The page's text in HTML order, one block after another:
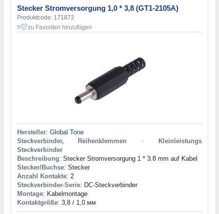
Stecker Stromversorgung 1,0 * 3,8 (GT1-2105A)
Produktcode: 171872
5 zu Favoriten hinzufügen
Hersteller: Global Tone
Steckverbinder, Reihenklemmen
>
Kleinleistungs
Steckverbinder
Beschreibung: Stecker Stromversorgung 1 * 3.8 mm auf Kabel
Stecker/Buchse: Stecker
Anzahl Kontakte: 2
Steckverbinder-Serie: DC-Steckverbinder
Montage: Kabelmontage
Kontaktgröße: 3,8 / 1,0 мм